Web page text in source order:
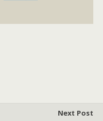
Next Post